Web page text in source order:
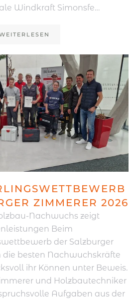
Windkraft Simonsfe…
ZIMMERER 2026
Nachwuchs zeigt
Beim
der Salzburger
besten Nachwuchskräfte
ihr Können unter Beweis.
und Holzbautechniker
Aufgaben aus der